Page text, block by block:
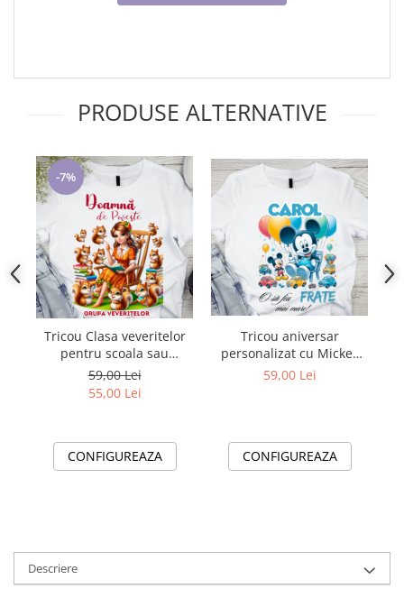
PRODUSE ALTERNATIVE
-7%
Tricou Clasa veveritelor
pentru scoala sau
gradinita
59,00 Lei
55,00 Lei
CONFIGUREAZA
Tricou aniversar
personalizat cu Mickey
Mouse O sa fiu frate mai
59,00 Lei
CONFIGUREAZA
Descriere